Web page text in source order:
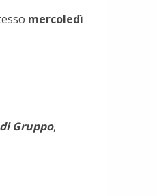
mercoledì
Gruppo,